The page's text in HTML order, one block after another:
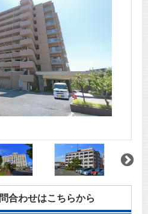
合わせはこちらから